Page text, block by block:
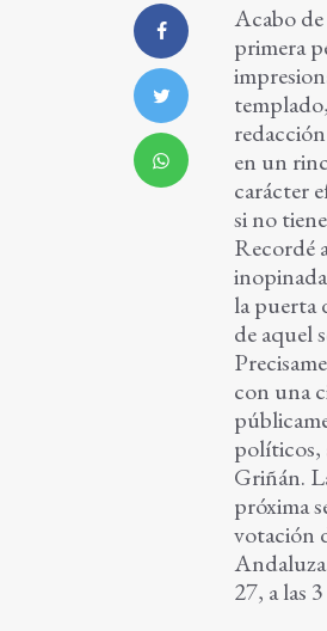
Acabo de
primera
en un
carácter
si no
Recordé
la puerta
de aquel
con una
políticos,
Griñán.
próxima
votación
27, a las